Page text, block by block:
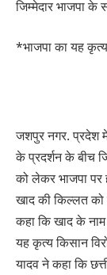
जिम्मेदार भाजपा
*भाजपा का यह
जशपुर नगर. प्रदेश
के प्रदर्शन के बीच
को लेकर भाजपा पर
खाद की किल्लत को
कहा कि खाद के
यह कृत्य किसान
यादव ने कहा कि